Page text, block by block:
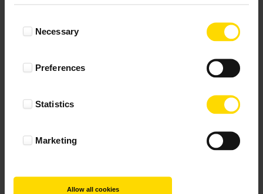
SelectionNecessary
Preferences
Statistics
Marketing
Allow all cookies
Najbardziej pomocne oceny, które doradzą Ci